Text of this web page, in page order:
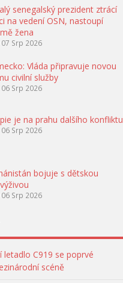
senegalský prezident ztrácí
na vedení OSN, nastoupí
žena
07 Srp 2026
Vláda připravuje novou
civilní služby
06 Srp 2026
je na prahu dalšího konfliktu
06 Srp 2026
bojuje s dětskou
06 Srp 2026
letadlo C919 se poprvé
scéně